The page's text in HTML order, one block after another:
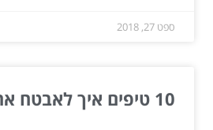
ספט 27, 2018
10 טיפים איך לאבטח את הבית שלכם